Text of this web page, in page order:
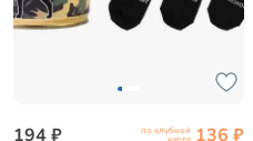
194 ₽ по клубной 136 ₽